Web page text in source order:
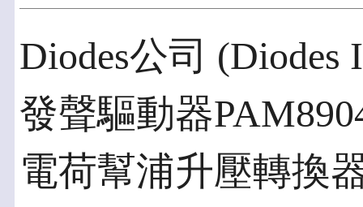
Diodes公司 (Diodes
發聲驅動器
電荷幫浦升壓轉換